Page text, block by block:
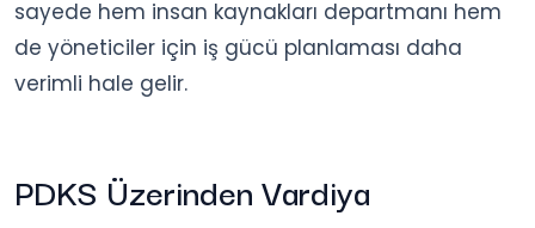
sayede hem insan kaynakları departmanı hem
de yöneticiler için iş gücü planlaması daha
verimli hale gelir.
PDKS Üzerinden Vardiya